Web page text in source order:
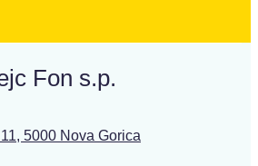
Fon s.p.
5000 Nova Gorica